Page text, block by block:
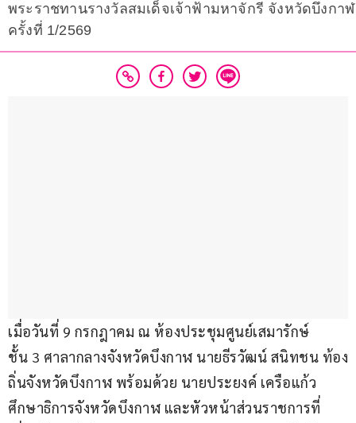
พระราชทานรางวัลสมเด็จเจ้าฟ้ามหาจักรี จังหวัดบึงกาฬ
ครั้งที่ 1/2569
เมื่อวันที่ 9 กรกฎาคม ณ ห้องประชุมศูนย์เสมารักษ์
ชั้น 3 ศาลากลางจังหวัดบึงกาฬ นายธีรวัฒน์ สนิทชน ท้อง
ถิ่นจังหวัดบึงกาฬ พร้อมด้วย นายประยงค์ เครือแก้ว
ศึกษาธิการจังหวัดบึงกาฬ และหัวหน้าส่วนราชการที่